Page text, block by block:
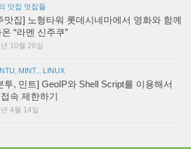
맛집 멋집들
맛집] 노형타워 롯데시네마에서 영화와 함께
“라멘 신주쿠”
10월 26일
MINT... LINUX
투, 민트] GeoIP와 Shell Script를 이용해서
속 제한하기
4월 14일